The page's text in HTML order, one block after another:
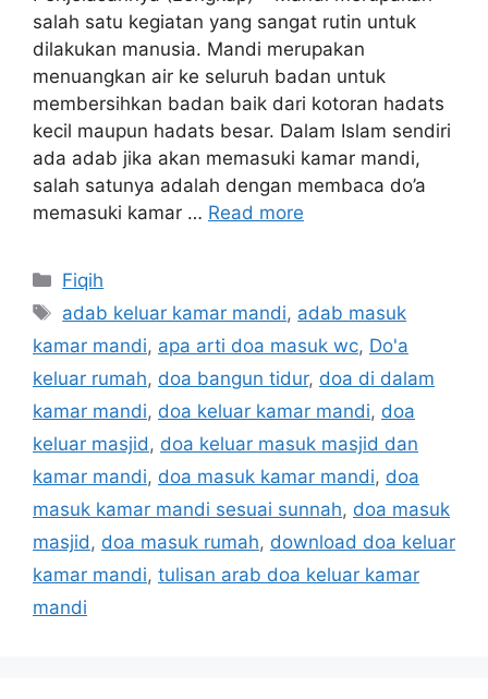
salah satu kegiatan yang sangat rutin untuk
dilakukan manusia. Mandi merupakan
menuangkan air ke seluruh badan untuk
membersihkan badan baik dari kotoran hadats
kecil maupun hadats besar. Dalam Islam sendiri
ada adab jika akan memasuki kamar mandi,
salah satunya adalah dengan membaca do’a
memasuki kamar … Read more
Categories
Fiqih
Tags
adab keluar kamar mandi, adab masuk
kamar mandi, apa arti doa masuk wc, Do'a
keluar rumah, doa bangun tidur, doa di dalam
kamar mandi, doa keluar kamar mandi, doa
keluar masjid, doa keluar masuk masjid dan
kamar mandi, doa masuk kamar mandi, doa
masuk kamar mandi sesuai sunnah, doa masuk
masjid, doa masuk rumah, download doa keluar
kamar mandi, tulisan arab doa keluar kamar
mandi